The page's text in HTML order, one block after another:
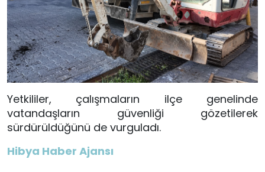
Yetkililer, çalışmaların ilçe genelinde
vatandaşların güvenliği gözetilerek
sürdürüldüğünü de vurguladı.
Hibya Haber Ajansı